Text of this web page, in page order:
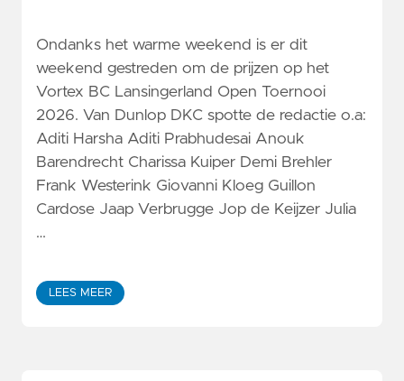
Ondanks het warme weekend is er dit
weekend gestreden om de prijzen op het
Vortex BC Lansingerland Open Toernooi
2026. Van Dunlop DKC spotte de redactie o.a:
Aditi Harsha Aditi Prabhudesai Anouk
Barendrecht Charissa Kuiper Demi Brehler
Frank Westerink Giovanni Kloeg Guillon
Cardose Jaap Verbrugge Jop de Keijzer Julia
…
LEES MEER